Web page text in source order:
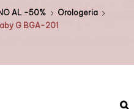
AL -50%
Orologeria
G BGA-201